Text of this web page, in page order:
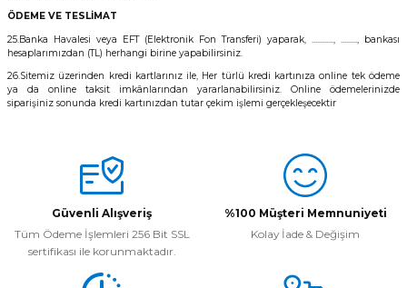
ÖDEME VE TESLİMAT
25.Banka Havalesi veya EFT (Elektronik Fon Transferi) yaparak, ............, ........., bankası
hesaplarımızdan (TL) herhangi birine yapabilirsiniz.
26.Sitemiz üzerinden kredi kartlarınız ile, Her türlü kredi kartınıza online tek ödeme
ya da online taksit imkânlarından yararlanabilirsiniz. Online ödemelerinizde
siparişiniz sonunda kredi kartınızdan tutar çekim işlemi gerçekleşecektir
Güvenli Alışveriş
Tüm Ödeme İşlemleri 256 Bit SSL
sertifikası ile korunmaktadır.
%100 Müşteri Memnuniyeti
Kolay İade & Değişim